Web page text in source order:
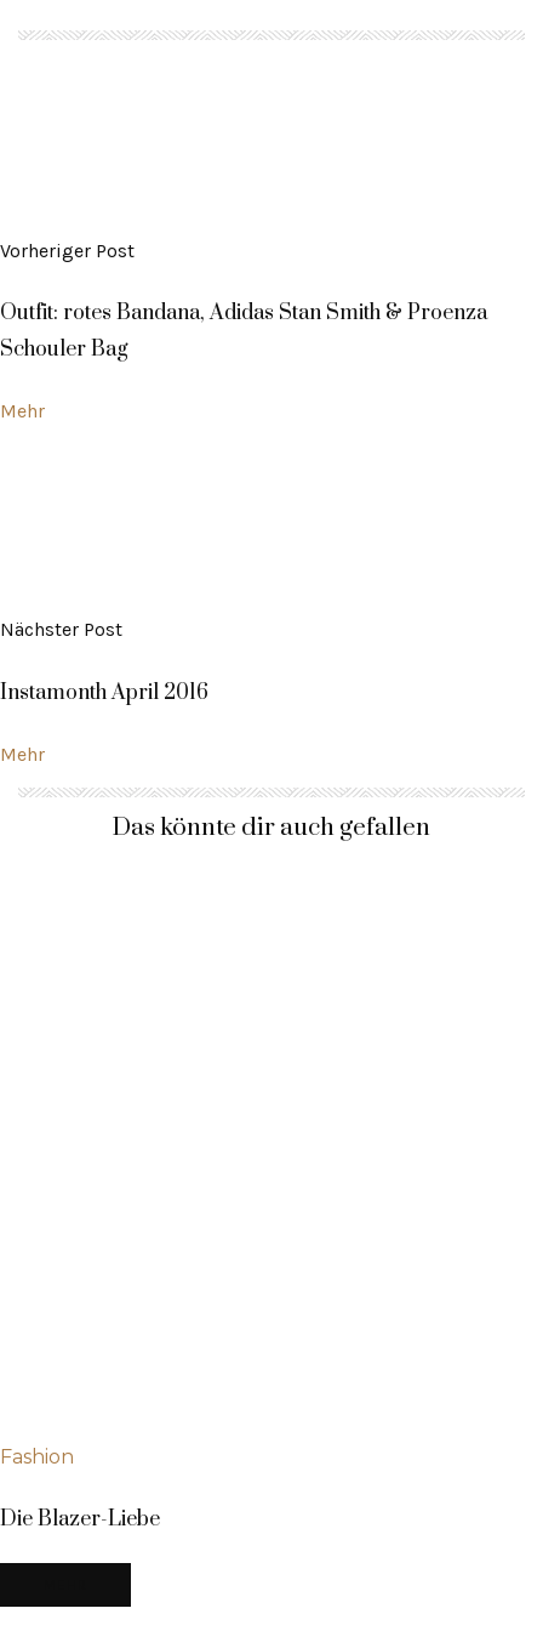
Vorheriger Post
Outfit: rotes Bandana, Adidas Stan Smith & Proenza
Schouler Bag
Mehr
Nächster Post
Instamonth April 2016
Mehr
Das könnte dir auch gefallen
Fashion
Die Blazer-Liebe